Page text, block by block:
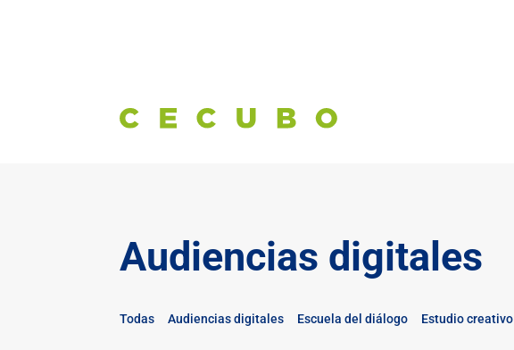
Audiencias digitales
Todas Audiencias digitales Escuela del diálogo Estudio creativo